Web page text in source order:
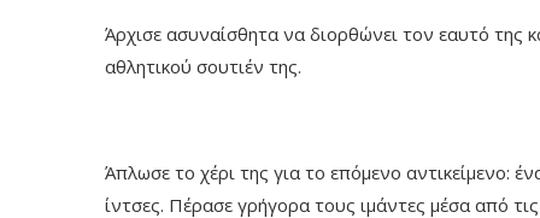
Άρχισε ασυναίσθητα να διορθώνει τον εαυτό
αθλητικού σουτιέν της.
Άπλωσε το χέρι της για το επόμενο αντικείμενο:
ίντσες. Πέρασε γρήγορα τους ιμάντες μέσα από